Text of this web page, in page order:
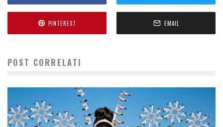
PINTEREST EMAIL
POST CORRELATI